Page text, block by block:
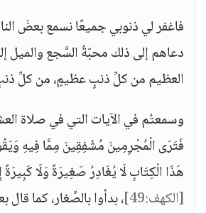
فاغفر لي ذنوبي جميعًا نسمع بعضَ
دعاهم إلى ذلك محبّةُ السَّجع والميل
العظيم من كلِّ ذنبٍ عظيمٍ، من كلِّ
وسمعتُم في الآيات التي في صلاة
فَتَرَى الْمُجْرِمِينَ مُشْفِقِينَ مِمَّا فِيهِ
هَذَا الْكِتَابِ لَا يُغَادِرُ صَغِيرَةً وَلَا كَبِيرَةً
[الكهف:49]
، بدأوا بالصِّغار، كما